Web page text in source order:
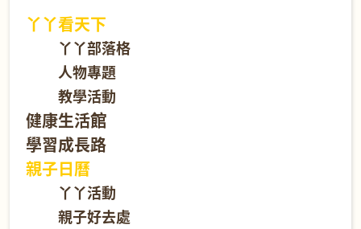
丫丫看天下
丫丫部落格
人物專題
教學活動
健康生活館
學習成長路
親子日曆
丫丫活動
親子好去處